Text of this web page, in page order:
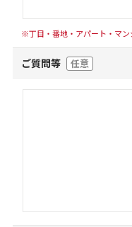
※丁目・番地・アパート・マン
ご質問等 任意